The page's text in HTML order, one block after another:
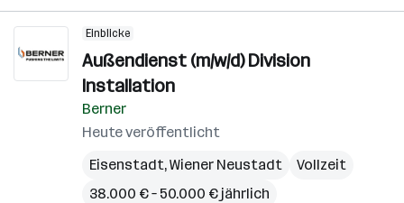
Einblicke
Außendienst (m/w/d) Division
Installation
Berner
Heute veröffentlicht
Eisenstadt,Wiener Neustadt
Vollzeit
38.000 € – 50.000 € jährlich